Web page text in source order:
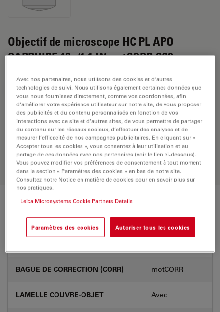
Objectif de microscope HC PL APO
SAPPHIRE 40x/1,1 W motCORR CS2
DEMANDE DE DEVIS
Découvrez la solution idéale.
Explorez notresélecteur d’objectifs
comparez les alternatives et trouvez
l’option la mieux adaptée à vos
besoins.
Caractéristiques techniques
BAGUE DE CORRECTION (CORR) motCORR
LAMELLE COUVRE-OBJET Avec
Avec nos partenaires, nous utilisons des cookies et d’autres
technologies de suivi. Nous utilisons également certaines données que
vous nous fournissez directement, comme vos coordonnées, afin
d’améliorer votre expérience utilisateur sur notre site, de vous proposer
des publicités et du contenu personnalisés en fonction de vos
interactions avec ce site et d’autres sites, de vous permettre de partager
du contenu sur les réseaux sociaux, d’effectuer des analyses et de
mesurer l’efficacité de nos campagnes publicitaires. En cliquant sur «
Accepter tous les cookies », vous consentez à leur utilisation et au
partage de ces données avec nos partenaires (voir le lien ci-dessous).
Vous pouvez modifier vos préférences de consentement à tout moment
dans la section « Paramètres des cookies » en bas de notre site.
Consultez notre Notice en matière de cookies pour en savoir plus sur
nos pratiques.
Leica Microsystems Cookie Partners Details
Paramètres des cookies Autoriser tous les cookies